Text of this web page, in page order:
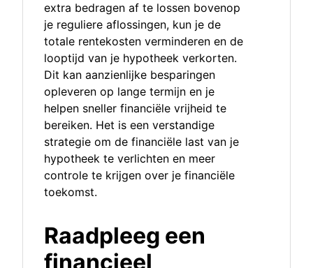
extra bedragen af te lossen bovenop
je reguliere aflossingen, kun je de
totale rentekosten verminderen en de
looptijd van je hypotheek verkorten.
Dit kan aanzienlijke besparingen
opleveren op lange termijn en je
helpen sneller financiële vrijheid te
bereiken. Het is een verstandige
strategie om de financiële last van je
hypotheek te verlichten en meer
controle te krijgen over je financiële
toekomst.
Raadpleeg een
financieel